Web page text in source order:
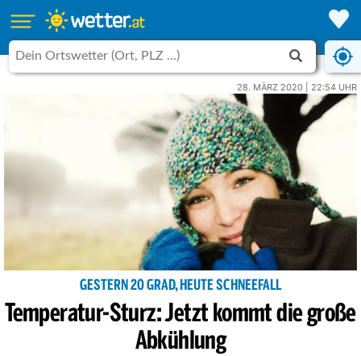
28. MÄRZ 2020 | 22:54 UHR
GESTERN 20 GRAD, HEUTE SCHNEEFALL
Temperatur-Sturz: Jetzt kommt die große
Abkühlung